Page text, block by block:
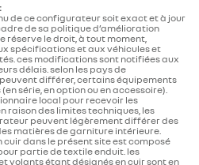
(via firmware over the
7''
inclus pour 8 ans
1491
1953
1395
de ce configurateur soit exact et à jour
de sa politique d’amélioration
réserve le droit, à tout moment,
spécifications et aux véhicules et
ces modifications sont notifiées aux
délais. selon les pays de
différer, certains équipements
série, en option ou en accessoire).
local pour recevoir les
raison des limites techniques, les
peuvent légèrement différer des
matières de garniture intérieure.
dans le présent site est composé
partie de textile enduit. les
volants étant désignés en cuir sont en